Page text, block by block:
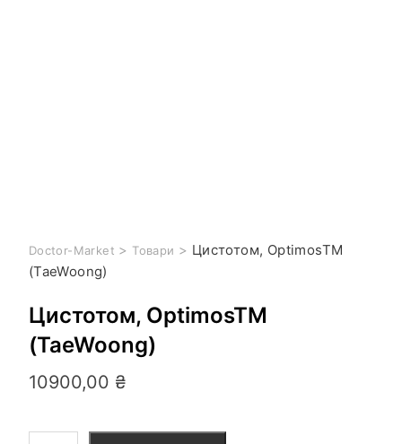
Doctor-Market > Товари > Цистотом, OptimosTM
(TaeWoong)
Цистотом, OptimosTM
(TaeWoong)
10900,00 ₴